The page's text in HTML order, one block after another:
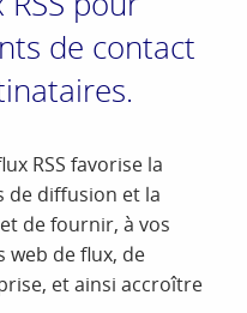
de contact
RSS favorise la
de diffusion et la
de fournir, à vos
web de flux, de
et ainsi accroître